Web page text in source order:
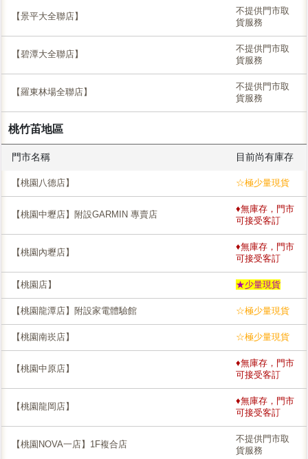
【景平大全聯店】
不提供門市取
貨服務
【碧潭大全聯店】
不提供門市取
貨服務
【羅東林場全聯店】
不提供門市取
貨服務
桃竹苖地區
門市名稱 目前尚有庫存
【桃園八德店】 ☆極少量現貨
【桃園中壢店】附設GARMIN 專賣店
♦無庫存，門市
可接受客訂
【桃園內壢店】
♦無庫存，門市
可接受客訂
【桃園店】 ★少量現貨
【桃園龍潭店】附設家電體驗館 ☆極少量現貨
【桃園南崁店】 ☆極少量現貨
【桃園中原店】
♦無庫存，門市
可接受客訂
【桃園龍岡店】
♦無庫存，門市
可接受客訂
【桃園NOVA一店】1F複合店
不提供門市取
貨服務